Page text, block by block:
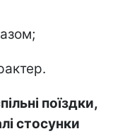
поїздки,
стосунки